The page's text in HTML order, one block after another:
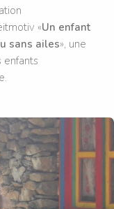
«Un enfant
sans ailes», une